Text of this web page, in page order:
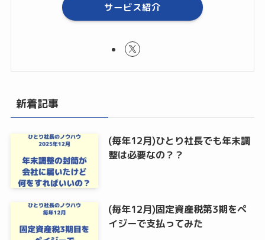
サービス紹介
新着記事
(毎年12月)ひとり社長でも年末調
整は必要なの？？
(毎年12月)固定資産税第3期をペ
イジーで支払ってみた